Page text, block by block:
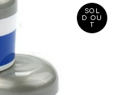
SOL
D OU
T